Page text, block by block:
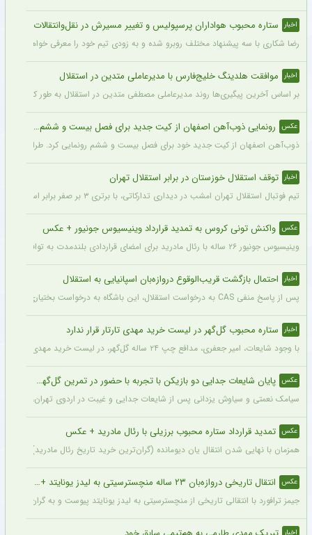
اخبار ستاره محبوب هواداران پرسپولیس و تغییر مسیرش در نقل‌وانتقالات
رضا شکاری با سه پیشنهاد مختلف روبرو شده و به زودی تیم خود را معرفی خواهد کرد.
اخبار موافقت هلدینگ خلیج‌فارس با مدیرعاملی متدین در استقلال
بر اساس آخرین پیگیری‌ها روند مدیرعاملی مصطفی متدین در استقلال به طور کامل
عکس رونمایی ذوب‌آهن اصفهان از کیت جدید برای فصل بیست و ششم + عکس
ذوب‌آهن اصفهان از کیت جدید خود برای فصل بیست و ششم رونمایی کرد. طراحی
اخبار توقف استقلال خوزستان در برابر استقلال تهران
تیم فوتبال استقلال تهران امشب در دیداری تدارکاتی، با برتری ۳ بر صفر برابر استقلال خوزستان، با دبل سعید سحرخیزان و گل یاسر آسانی پیروز شد.
عکس واکنش تونی کروس به تمدید قرارداد وینیسیوس جونیور + عکس
وینیسیوس جونیور ۲۶ ساله با رئال مادرید برای امضای قراردادی بلندمدت به توافق رسید که او را تا سال ۲۰۳۲ در سانتیاگو برنابئو نگه خواهد داشت و به شایعات درباره احتمال جدایی‌اش از این باشگاه پایان می‌دهد.
اخبار احتمال بازگشت قریب‌الوقوع دروازه‌بان اسپانیایی به استقلال
پس از پاسخ منفی CAS به درخواست استقلال، این باشگاه به درخواست بختیاری‌زاده قصد دارد قرارداد آنتونیو آدان، دروازه‌بان اسپانیایی فصل گذشته، را تمدید کند.
اخبار ستاره محبوب گل‌گهر در لیست خرید مهدی تارتار قرار ندارد
با وجود شایعات، امیر جعفری، مدافع چپ ۲۴ ساله گل‌گهر، در لیست خرید مهدی تارتار قرار ندارد.
عکس پایان شایعات جدایی دو بازیکن با تجربه با حضور در تمرین گل‌گهر + عکس
سیامک نعمتی و سیاوش یزدانی پس از شایعات جدایی و غیبت در اردوی تهران، دیروز
عکس تمدید قرارداد ستاره محبوب برزیلی با رئال مادرید + عکس
همزمان با نهایی شدن انتقال یان دیومانده (گران‌ترین خرید تاریخ رئال مادرید)، تمدید قرارداد
عکس انتقال تاریخی دروازه‌بان ۲۳ ساله منچسترسیتی به لیدز یونایتد + عکس
جیمز ترافورد با انتقالی تاریخی از منچسترسیتی به لیدز یونایتد پیوست و به گران‌ترین
اخبار